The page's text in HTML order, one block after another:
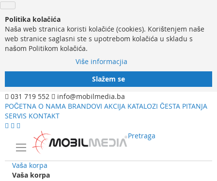
Politika kolačića
Naša web stranica koristi kolačiće (cookies). Korištenjem naše
web stranice saglasni ste s upotrebom kolačića u skladu s
našom Politikom kolačića.
Više informacjia
Slažem se
031 719 552
info@mobilmedia.ba
POČETNA O NAMA BRANDOVI AKCIJA KATALOZI ČESTA PITANJA
SERVIS KONTAKT
Pretraga
Vaša korpa
Vaša korpa